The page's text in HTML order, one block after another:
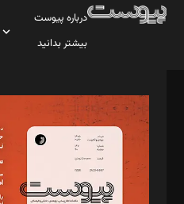
درباره پیوست
بیشتر بدانید
مدیر مسئول: محمدباقر اثنی‌عشری
سردبیر: مهرک محمودی
دبیر تحریریه: میثم قاسمی
د‌بیر ناداستان: سمانه سمیع
د‌بیر خدمت و تجارت: ابوالفضل رجبی